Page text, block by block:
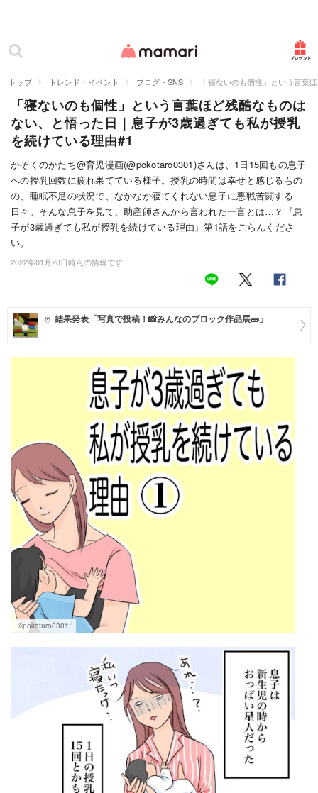
ママリ
カテゴリー一覧
妊娠
出産
赤ちゃん・育児
子育て・家族
病院
住まい
マネー
トレンド・イベント
トップ トレンド・イベント ブログ・SNS 「寝ないのも個性」という言葉
「寝ないのも個性」という言葉ほど残酷なものは
ない、と悟った日｜息子が3歳過ぎても私が授乳
を続けている理由#1
かぞくのかたち@育児漫画(@pokotaro0301)さんは、1日15回もの息子
への授乳回数に疲れ果てている様子。授乳の時間は幸せと感じるもの
の、睡眠不足の状況で、なかなか寝てくれない息子に悪戦苦闘する
日々。そんな息子を見て、助産師さんから言われた一言とは…？『息
子が3歳過ぎても私が授乳を続けている理由』第1話をごらんくださ
い。
2022年01月28日時点の情報です
結果発表「写真で投稿！📸みんなのブロック作品展🧱」
©pokotaro0301